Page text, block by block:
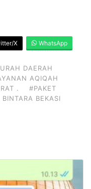
X WhatsApp
DAERAH
AQIQAH
.
#PAKET
BEKASI